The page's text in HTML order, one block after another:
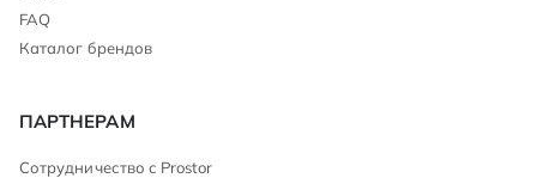
FAQ
Каталог брендов
ПАРТНЕРАМ
Сотрудничество с Prostor